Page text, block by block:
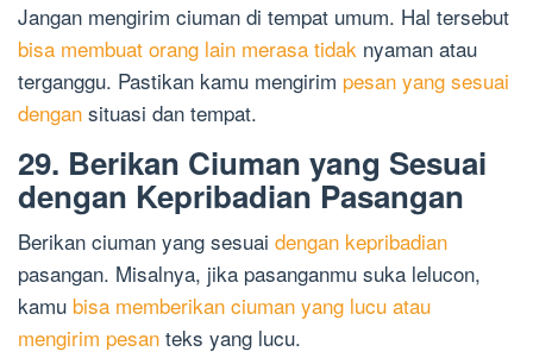
Jangan mengirim ciuman di tempat umum. Hal tersebut
bisa membuat orang lain merasa tidak nyaman atau
terganggu. Pastikan kamu mengirim pesan yang sesuai
dengan situasi dan tempat.
29. Berikan Ciuman yang Sesuai
dengan Kepribadian Pasangan
Berikan ciuman yang sesuai dengan kepribadian
pasangan. Misalnya, jika pasanganmu suka lelucon,
kamu bisa memberikan ciuman yang lucu atau
mengirim pesan teks yang lucu.